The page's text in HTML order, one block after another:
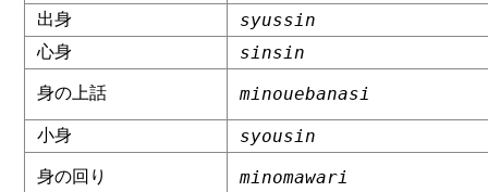
出身 syussin
心身 sinsin
身の上話 minouebanasi
小身 syousin
身の回り minomawari